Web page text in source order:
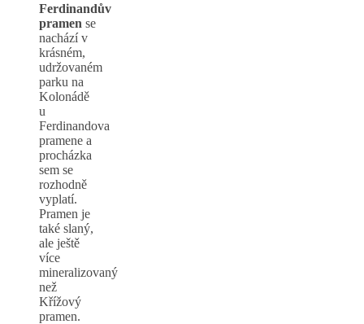
Ferdinandův
pramen se
nachází v
krásném,
udržovaném
parku na
Kolonádě
u
Ferdinandova
pramene a
procházka
sem se
rozhodně
vyplatí.
Pramen je
také slaný,
ale ještě
více
mineralizovaný
než
Křížový
pramen.